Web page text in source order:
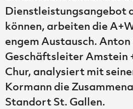
Dienstleistungsangebot
können, arbeiten die
engem Austausch. Anton
Geschäftsleiter Amstein
Chur, analysiert mit
Kormann die
Standort St. Gallen.